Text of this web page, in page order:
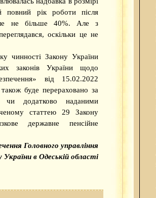
повний рік роботи після
не більше 40%. Але з
оскільки це не
чинності Закону України
законів України щодо
від 15.02.2022
буде перераховано за
чи додатково наданими
статтею 29 Закону
державне пенсійне
Головного управління
України в Одеській області